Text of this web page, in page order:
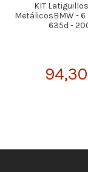
KIT
MetálicosBMW - 6
635d -